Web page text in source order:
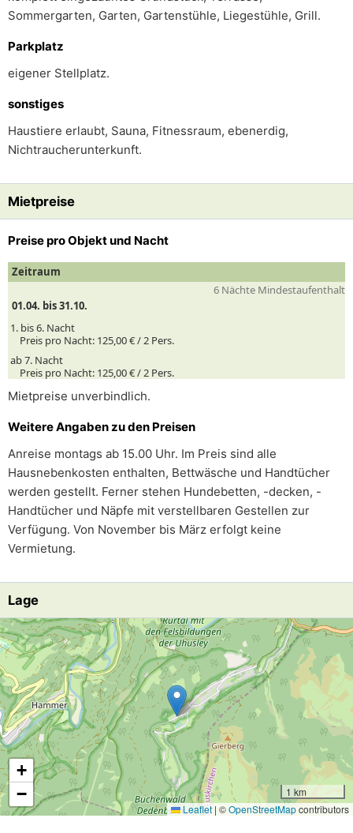
Sommergarten, Garten, Gartenstühle, Liegestühle, Grill.
Parkplatz
eigener Stellplatz.
sonstiges
Haustiere erlaubt, Sauna, Fitnessraum, ebenerdig,
Nichtraucherunterkunft.
Mietpreise
Preise pro Objekt und Nacht
Zeitraum
6 Nächte Mindestaufenthalt
01.04. bis 31.10.
1. bis 6. Nacht
Preis pro Nacht: 125,00 € /2 Pers.
ab 7. Nacht
Preis pro Nacht: 125,00 € /2 Pers.
Mietpreise unverbindlich.
Weitere Angaben zu den Preisen
Anreise montags ab 15.00 Uhr. Im Preis sind alle
Hausnebenkosten enthalten, Bettwäsche und Handtücher
werden gestellt. Ferner stehen Hundebetten, -decken, -
Handtücher und Näpfe mit verstellbaren Gestellen zur
Verfügung. Von November bis März erfolgt keine
Vermietung.
Lage
Lade Lageplan
+
−
1 km
Leaflet | ©OpenStreetMapcontributors